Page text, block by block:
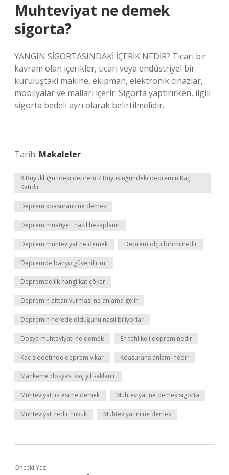
Muhteviyat ne demek
sigorta?
YANGIN SİGORTASINDAKİ İÇERİK NEDİR? Ticari bir
kavram olan içerikler, ticari veya endüstriyel bir
kuruluştaki makine, ekipman, elektronik cihazlar,
mobilyalar ve malları içerir. Sigorta yaptırırken, ilgili
sigorta bedeli ayrı olarak belirtilmelidir.
Tarih: Makaleler
8 Büyüklüğündeki deprem 7 Büyüklüğündeki depremin Kaç
Katıdır
Deprem koasürans ne demek
Deprem muafiyeti nasıl hesaplanır
Deprem muhteviyat ne demek Deprem ölçü birimi nedir
Depremde banyo güvenilir mi
Depremde ilk hangi kat çöker
Depremin alttan vurması ne anlama gelir
Depremin nerede olduğunu nasıl biliyorlar
Dosya muhteviyatı ne demek En tehlikeli deprem nedir
Kaç siddetinde deprem yıkar Koasürans anlami nedir
Mahkeme dosyası kaç yıl saklanır
Muhteviyat listesi ne demek Muhteviyat ne demek sigorta
Muhteviyat nedir hukuk Muhteviyatını ne demek
Önceki Yazı